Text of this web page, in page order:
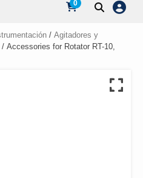
0
/ Agitadores y
/ Accessories for Rotator RT-10,